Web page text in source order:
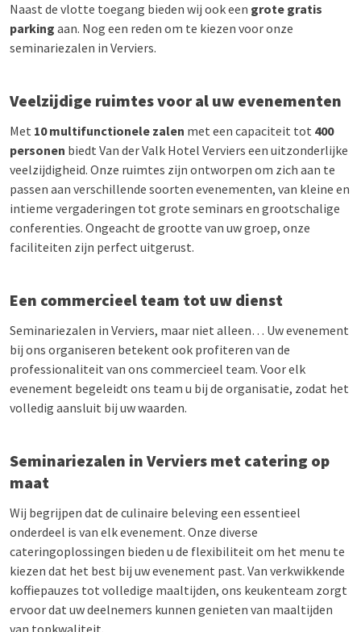
Naast de vlotte toegang bieden wij ook een grote gratis
parking aan. Nog een reden om te kiezen voor onze
seminariezalen in Verviers.
Veelzijdige ruimtes voor al uw evenementen
Met 10 multifunctionele zalen met een capaciteit tot 400
personen biedt Van der Valk Hotel Verviers een uitzonderlijke
veelzijdigheid. Onze ruimtes zijn ontworpen om zich aan te
passen aan verschillende soorten evenementen, van kleine en
intieme vergaderingen tot grote seminars en grootschalige
conferenties. Ongeacht de grootte van uw groep, onze
faciliteiten zijn perfect uitgerust.
Een commercieel team tot uw dienst
Seminariezalen in Verviers, maar niet alleen… Uw evenement
bij ons organiseren betekent ook profiteren van de
professionaliteit van ons commercieel team. Voor elk
evenement begeleidt ons team u bij de organisatie, zodat het
volledig aansluit bij uw waarden.
Seminariezalen in Verviers met catering op
maat
Wij begrijpen dat de culinaire beleving een essentieel
onderdeel is van elk evenement. Onze diverse
cateringoplossingen bieden u de flexibiliteit om het menu te
kiezen dat het best bij uw evenement past. Van verkwikkende
koffiepauzes tot volledige maaltijden, ons keukenteam zorgt
ervoor dat uw deelnemers kunnen genieten van maaltijden
van topkwaliteit.